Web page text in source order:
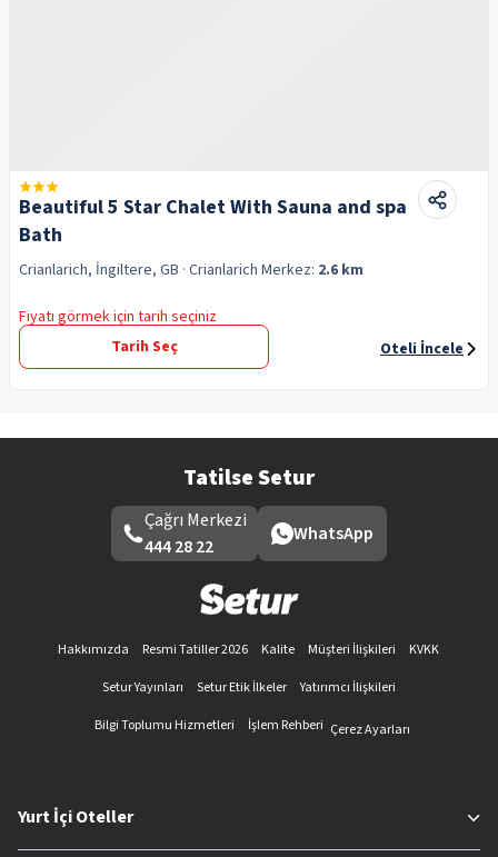
Beautiful 5 Star Chalet With Sauna and spa
Bath
Crianlarich, İngiltere, GB · Crianlarich Merkez: 2.6 km
Fiyatı görmek için tarih seçiniz
Tarih Seç
Oteli İncele
Tatilse Setur
Çağrı Merkezi
444 28 22
WhatsApp
Hakkımızda Resmi Tatiller 2026 Kalite Müşteri İlişkileri
KVKK
Setur Yayınları
Setur Etik İlkeler
Yatırımcı İlişkileri
Bilgi Toplumu Hizmetleri
İşlem Rehberi Çerez Ayarları
Yurt İçi Oteller